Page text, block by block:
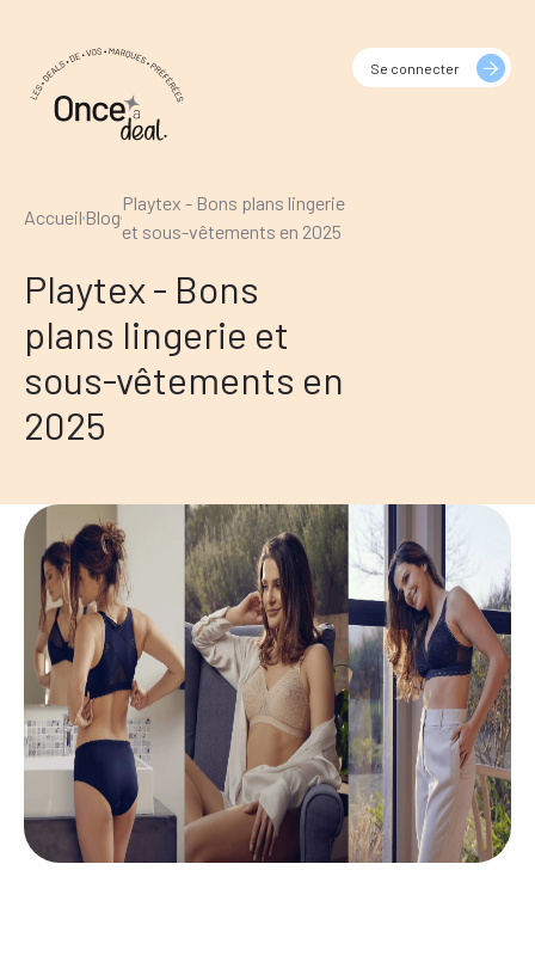
AccueilBlog
Playtex - Bons plans lingerie
et sous-vêtements en 2025
Playtex - Bons
plans lingerie et
sous-vêtements en
2025
Se connecter